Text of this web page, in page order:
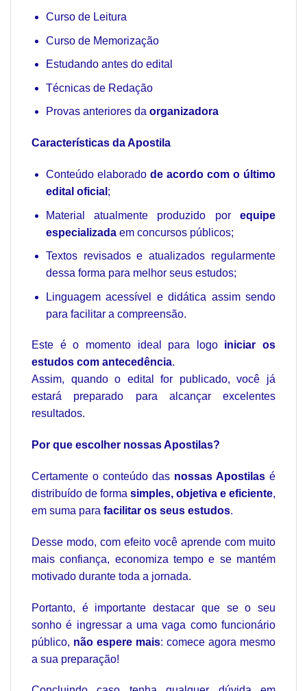
Curso de Leitura
Curso de Memorização
Estudando antes do edital
Técnicas de Redação
Provas anteriores da organizadora
Características da Apostila
Conteúdo elaborado de acordo com o último
edital oficial ;
Material atualmente produzido por equipe
especializadaem concursos públicos;
Textos revisados e atualizados regularmente
dessa forma para melhor seus estudos;
Linguagem acessível e didática assim sendo
para facilitar a compreensão.
Este é o momento ideal para logo iniciar os
estudos com antecedência.
Assim, quando o edital for publicado, você já
estará preparado para alcançar excelentes
resultados.
Por que escolher nossas Apostilas?
Certamente o conteúdo das nossas Apostilas é
distribuído de forma simples, objetiva e eficiente,
em suma para facilitar os seus estudos.
Desse modo, com efeito você aprende com muito
mais confiança, economiza tempo e se mantém
motivado durante toda a jornada.
Portanto, é importante destacar que se o seu
sonho é ingressar a uma vaga como funcionário
público, não espere mais: comece agora mesmo
a sua preparação!